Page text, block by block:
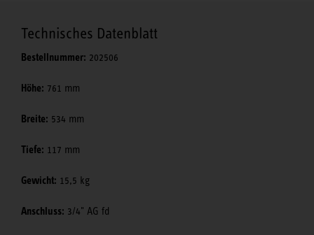
Technisches Datenblatt
Bestellnummer: 202506
Höhe: 761 mm
Breite: 534 mm
Tiefe: 117 mm
Gewicht: 15,5 kg
Anschluss: 3/4" AG fd